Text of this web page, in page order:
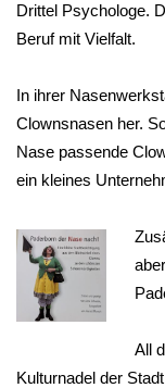
Drittel Psychologe.
Beruf mit Vielfalt.
In ihrer
Clownsnasen her.
Nase passende
ein kleines
All
Kulturnadel der